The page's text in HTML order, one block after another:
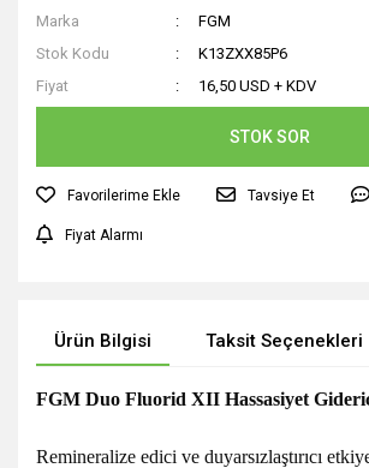
Marka
FGM
Stok Kodu
K13ZXX85P6
Fiyat
16,50 USD + KDV
STOK SOR
Tavsiye Et
Fiyat Alarmı
Ürün Bilgisi Taksit Seçenekleri
FGM Duo Fluorid XII Hassasiyet
Remineralize edici ve duyarsızlaştırıcı